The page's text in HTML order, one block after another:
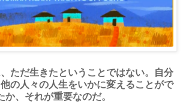
ただ生きたということではない。自分
の人々の人生をいかに変えることがで
か、それが重要なのだ。